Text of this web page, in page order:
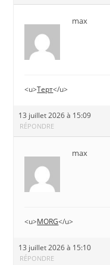
max
<u>Терт</u>
13 juillet 2026 à 15:09
RÉPONDRE
max
<u>MORG</u>
13 juillet 2026 à 15:10
RÉPONDRE